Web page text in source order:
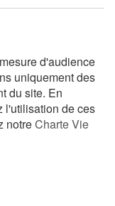
d'audience
uniquement des
du site. En
l'utilisation de ces
notreCharte Vie